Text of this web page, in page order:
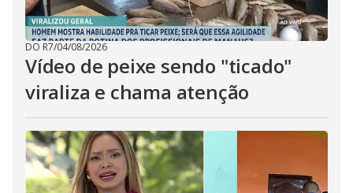
DO R7/04/08/2026
Vídeo de peixe sendo "ticado"
viraliza e chama atenção